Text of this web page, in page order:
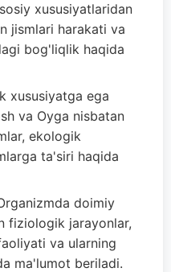
xususiyatlaridan
jismlari harakati va
bog'liqlik haqida
xususiyatga ega
va Oyga nisbatan
ekologik
ta'siri haqida
doimiy
fiziologik jarayonlar,
va ularning
ma'lumot beriladi.